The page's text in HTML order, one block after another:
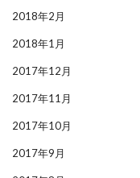
2018年2月
2018年1月
2017年12月
2017年11月
2017年10月
2017年9月